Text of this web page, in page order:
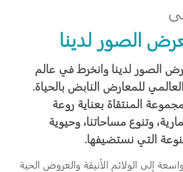
الصور لدينا
الصور لدينا وانخرط في عالم
للمعارض النابض بالحياة.
المنتقاة بعناية روعة
وتنوع مساحاتنا، وحيوية
التي نستضيفها.
إلى الولائم الأنيقة والعروض الحية